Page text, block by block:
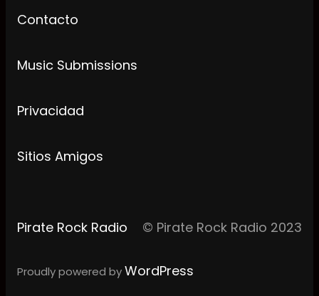
Contacto
Music Submissions
Privacidad
Sitios Amigos
Pirate Rock Radio © Pirate Rock Radio 2023
Proudly powered byWordPress